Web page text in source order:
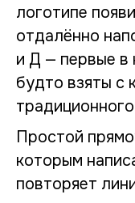
логотипе
отдалённо
и Д — первые в
будто взяты с
Простой
которым
повторяет